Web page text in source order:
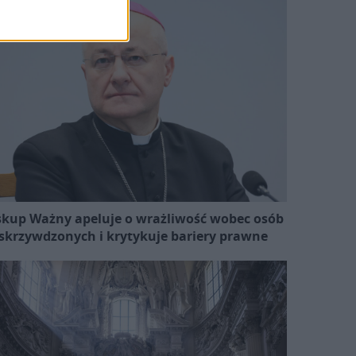
Ważny apeluje o wrażliwość wobec osób
skrzywdzonych i krytykuje bariery prawne